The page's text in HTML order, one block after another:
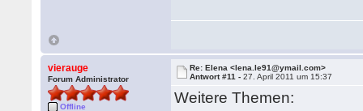
vierauge
Forum Administrator
Offline
Re: Elena <lena.le91@ymail.com>
Antwort #11 -27. April 2011 um 15:37
Weitere Themen: